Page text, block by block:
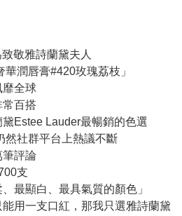
敬雅詩蘭黛夫人
潤唇膏#420玫瑰荔枝」
靡全球
常百搭
Estee Lauder最暢銷的色選
然社群平台上熱議不斷
筆評論
支
最顯白、最具氣質的顏色」
用一支口紅，那我只選雅詩蘭黛